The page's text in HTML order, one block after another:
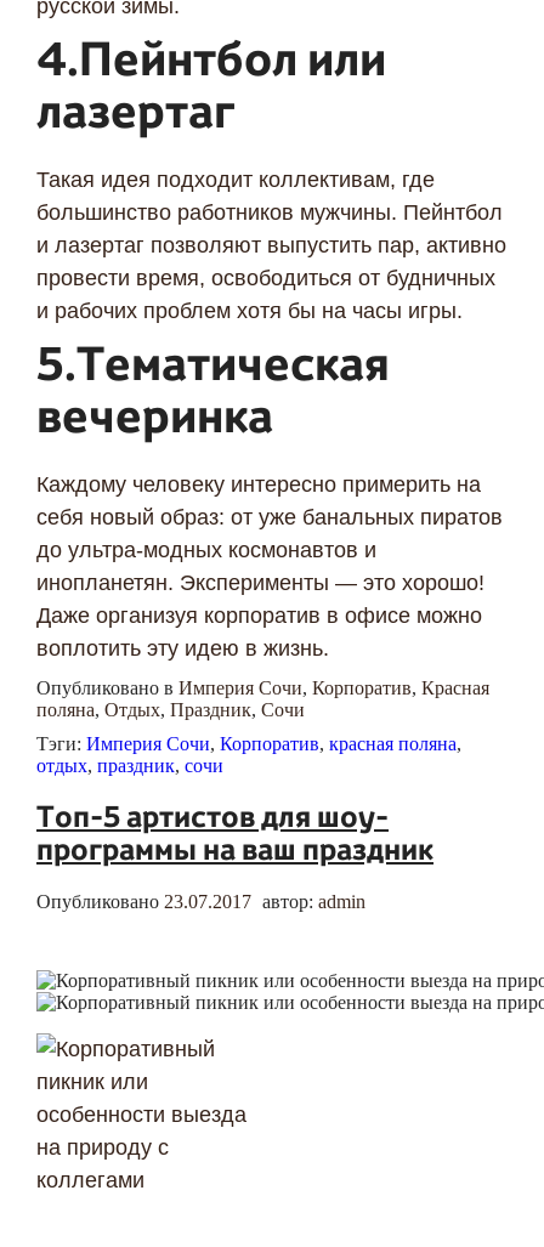
русской зимы.
4.Пейнтбол или
лазертаг
Такая идея подходит коллективам, где
большинство работников мужчины. Пейнтбол
и лазертаг позволяют выпустить пар, активно
провести время, освободиться от будничных
и рабочих проблем хотя бы на часы игры.
5.Тематическая
вечеринка
Каждому человеку интересно примерить на
себя новый образ: от уже банальных пиратов
до ультра-модных космонавтов и
инопланетян. Эксперименты — это хорошо!
Даже организуя корпоратив в офисе можно
воплотить эту идею в жизнь.
Опубликовано в Империя Сочи, Корпоратив, Красная
поляна, Отдых, Праздник, Сочи
Тэги: Империя Сочи, Корпоратив, красная поляна,
отдых, праздник, сочи
Топ-5 артистов для шоу-
программы на ваш праздник
Опубликовано 23.07.2017 автор: admin